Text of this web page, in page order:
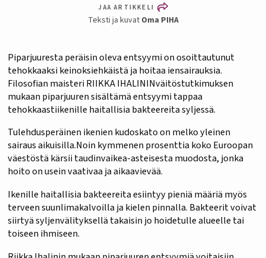
JAA ARTIKKELI
Teksti ja kuvat Oma PIHA
Piparjuuresta peräisin oleva entsyymi on osoittautunut
tehokkaaksi keinoksiehkäistä ja hoitaa iensairauksia.
Filosofian maisteri RIIKKA IHALININväitöstutkimuksen
mukaan piparjuuren sisältämä entsyymi tappaa
tehokkaastiikenille haitallisia bakteereita syljessä.
Tulehdusperäinen ikenien kudoskato on melko yleinen
sairaus aikuisilla.Noin kymmenen prosenttia koko Euroopan
väestöstä kärsii taudinvaikea-asteisesta muodosta, jonka
hoito on usein vaativaa ja aikaavievää.
Ikenille haitallisia bakteereita esiintyy pieniä määriä myös
terveen suunlimakalvoilla ja kielen pinnalla. Bakteerit voivat
siirtyä syljenvälityksellä takaisin jo hoidetulle alueelle tai
toiseen ihmiseen.